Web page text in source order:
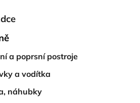
a poprsní postroje
a vodítka
náhubky